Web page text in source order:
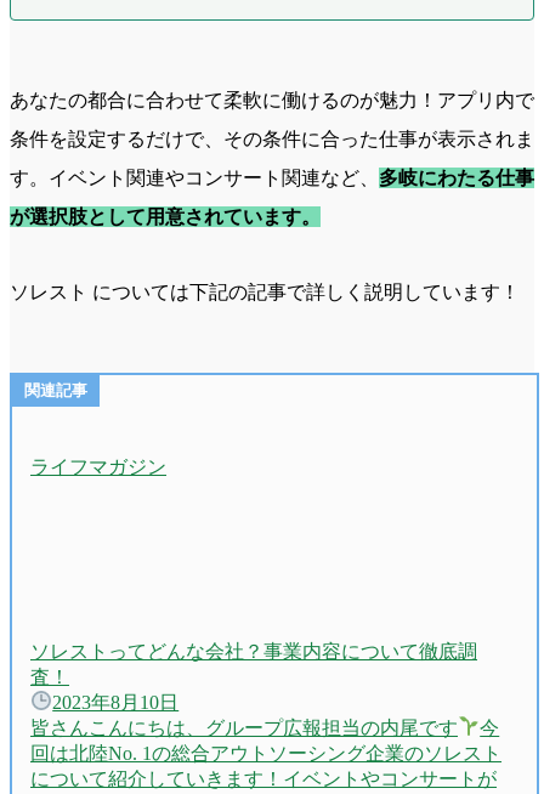
あなたの都合に合わせて柔軟に働けるのが魅力！アプリ内で
条件を設定するだけで、その条件に合った仕事が表示されま
す。イベント関連やコンサート関連など、 多岐にわたる仕事
が選択肢として用意されています。
ソレスト については下記の記事で詳しく説明しています！
ライフマガジン
ソレストってどんな会社？事業内容について徹底調
査！
2023年8月10日
皆さんこんにちは、グループ広報担当の内尾です
今
回は北陸No. 1の総合アウトソーシング企業のソレスト
について紹介していきます！イベントやコンサートが